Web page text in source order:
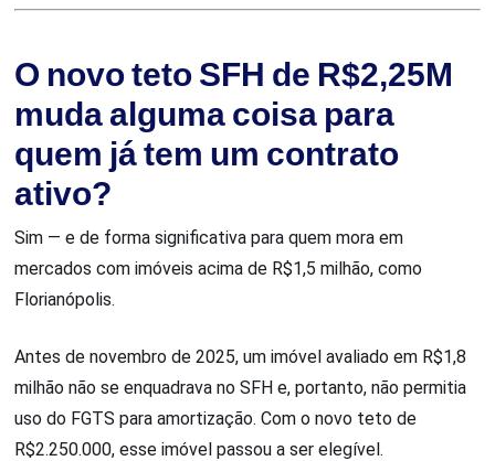
O novo teto SFH de R$2,25M
muda alguma coisa para
quem já tem um contrato
ativo?
Sim — e de forma significativa para quem mora em
mercados com imóveis acima de R$1,5 milhão, como
Florianópolis.
Antes de novembro de 2025, um imóvel avaliado em R$1,8
milhão não se enquadrava no SFH e, portanto, não permitia
uso do FGTS para amortização. Com o novo teto de
R$2.250.000, esse imóvel passou a ser elegível.